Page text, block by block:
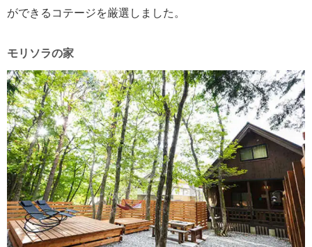
ができるコテージを厳選しました。
モリソラの家